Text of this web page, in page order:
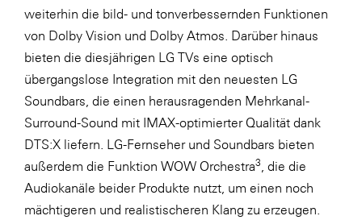
weiterhin die bild- und tonverbessernden Funktionen
von Dolby Vision und Dolby Atmos. Darüber hinaus
bieten die diesjährigen LG TVs eine optisch
übergangslose Integration mit den neuesten LG
Soundbars, die einen herausragenden Mehrkanal-
Surround-Sound mit IMAX-optimierter Qualität dank
DTS:X liefern. LG-Fernseher und Soundbars bieten
außerdem die Funktion WOW Orchestra3
, die die
Audiokanäle beider Produkte nutzt, um einen noch
mächtigeren und realistischeren Klang zu erzeugen.